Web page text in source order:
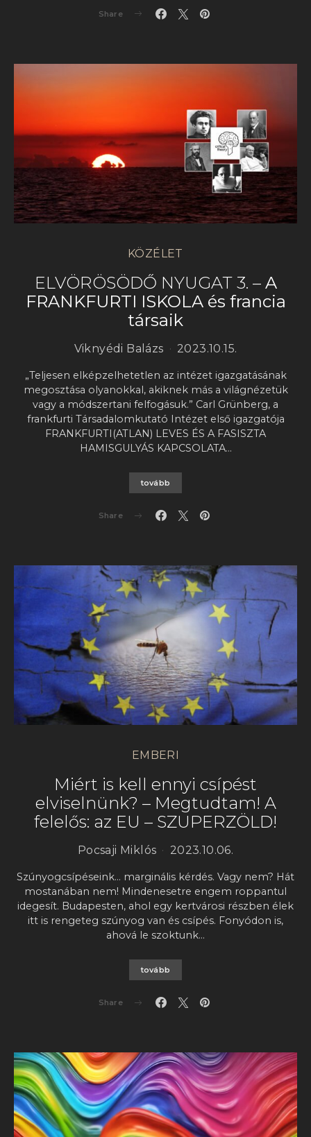
Share
KÖZÉLET
ELVÖRÖSÖDŐ NYUGAT 3. – A
FRANKFURTI ISKOLA és francia
társaik
Viknyédi Balázs 2023.10.15.
„Teljesen elképzelhetetlen az intézet igazgatásának
megosztása olyanokkal, akiknek más a világnézetük
vagy a módszertani felfogásuk.” Carl Grünberg, a
frankfurti Társadalomkutató Intézet első igazgatója
FRANKFURTI(ATLAN) LEVES ÉS A FASISZTA
HAMISGULYÁS KAPCSOLATA…
tovább
Share
EMBERI
Miért is kell ennyi csípést
elviselnünk? – Megtudtam! A
felelős: az EU – SZUPERZÖLD!
Pocsaji Miklós 2023.10.06.
Szúnyogcsípéseink… marginális kérdés. Vagy nem? Hát
mostanában nem! Mindenesetre engem roppantul
idegesít. Budapesten, ahol egy kertvárosi részben élek
itt is rengeteg szúnyog van és csípés. Fonyódon is,
ahová le szoktunk…
tovább
Share